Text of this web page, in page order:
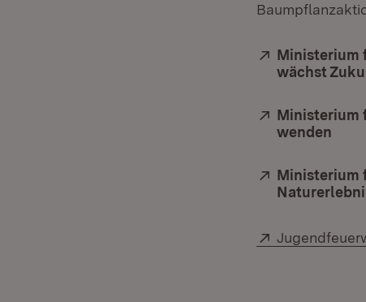
Extern:
Ministerium
wächst
Extern:
Ministerium
wenden
Extern:
Ministerium
Extern: